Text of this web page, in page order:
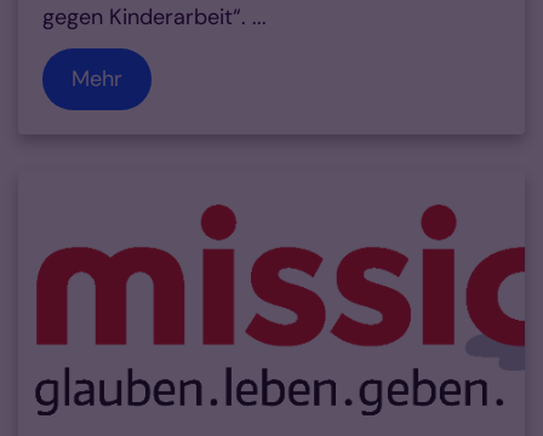
gegen Kinderarbeit“. ...
Mehr